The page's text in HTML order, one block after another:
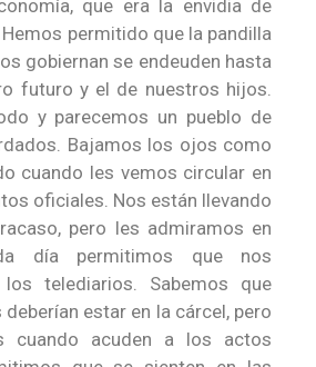
que era la envidia de
permitido que la pandilla
gobiernan se endeuden hasta
futuro y el de nuestros hijos.
y parecemos un pueblo de
Bajamos los ojos como
cuando les vemos circular en
oficiales. Nos están llevando
pero les admiramos en
día permitimos que nos
telediarios. Sabemos que
estar en la cárcel, pero
cuando acuden a los actos